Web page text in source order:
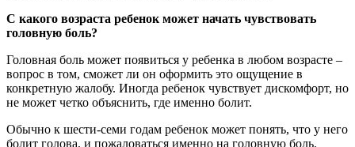
С какого возраста ребенок может начать чувствовать
головную боль?
Головная боль может появиться у ребенка в любом возрасте –
вопрос в том, сможет ли он оформить это ощущение в
конкретную жалобу. Иногда ребенок чувствует дискомфорт, но
не может четко объяснить, где именно болит.
Обычно к шести-семи годам ребенок может понять, что у него
болит голова, и пожаловаться именно на головную боль.